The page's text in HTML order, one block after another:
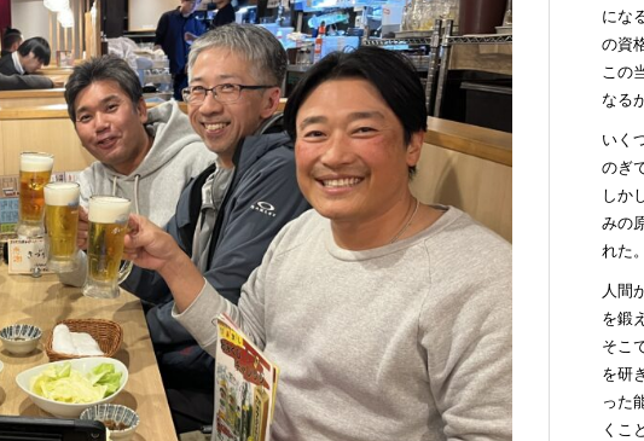
にな
の資
この
なる
いく
のぎ
しか
みの
れた。
人間
を鍛
そこ
を研
った
くこ